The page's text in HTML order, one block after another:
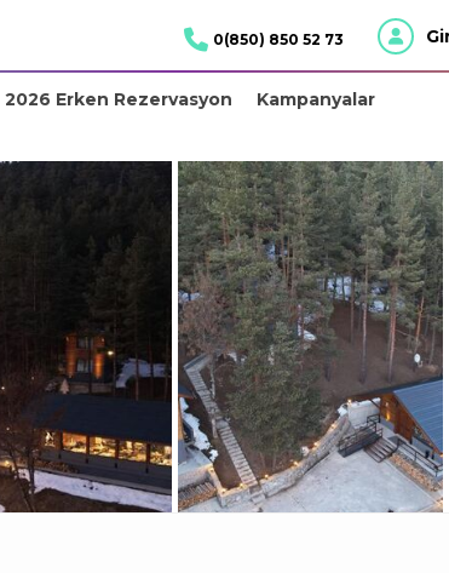
0(850) 850 52 73
2026 Erken Rezervasyon Kampanyalar